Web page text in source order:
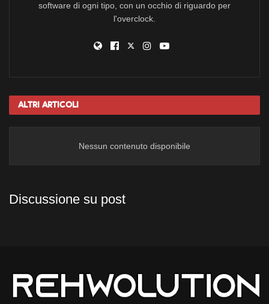
software di ogni tipo, con un occhio di riguardo per
l'overclock.
Altri Articoli
Nessun contenuto disponibile
Discussione su post